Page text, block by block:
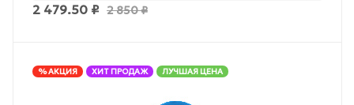
2 479.50 ₽ 2 850₽
% АКЦИЯ ХИТ ПРОДАЖ ЛУЧШАЯ ЦЕНА